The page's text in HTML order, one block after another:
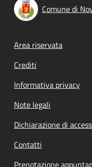
Comune di
Footer menu
Area riservata
Crediti
Informativa privacy
Note legali
Dichiarazione di
Contatti
Prenotazione